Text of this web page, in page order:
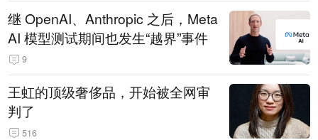
继 OpenAI、Anthropic 之后，Meta
AI 模型测试期间也发生“越界”事件
9
王虹的顶级奢侈品，开始被全网审
判了
516